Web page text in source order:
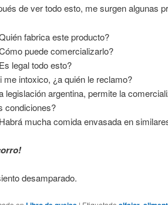
de ver todo esto, me surgen algunas
fabrica este producto?
puede comercializarlo?
legal todo esto?
me intoxico, ¿a quién le reclamo?
legislación argentina, permite la
condiciones?
mucha comida envasada en
desamparado.